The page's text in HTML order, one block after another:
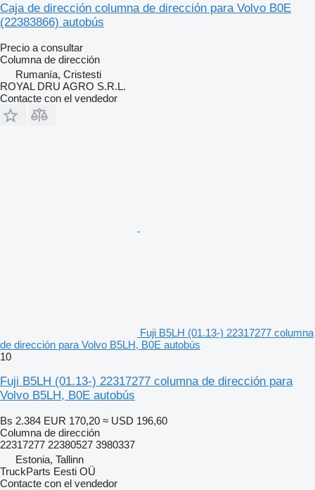
Caja de dirección columna de dirección para Volvo B0E
(22383866) autobús
Precio a consultar
Columna de dirección
Rumanía, Cristesti
ROYAL DRU AGRO S.R.L.
Contacte con el vendedor
Fuji B5LH (01.13-) 22317277 columna
de dirección para Volvo B5LH, B0E autobús
10
Fuji B5LH (01.13-) 22317277 columna de dirección para
Volvo B5LH, B0E autobús
Bs 2.384 EUR 170,20 ≈ USD 196,60
Columna de dirección
22317277 22380527 3980337
Estonia, Tallinn
TruckParts Eesti OÜ
Contacte con el vendedor